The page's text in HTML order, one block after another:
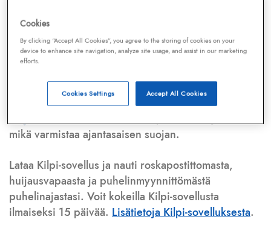
Puhelinnumero
Telemarkkinointiliiton jaKilpi-sovelluksen
tietokannasta, joka kattaa satoja tuhansia
Lisäksi tunnistamme automaattisesti, jos kyseessä on
puhelinhuijarin numero, sähköpostiosoitetai
huijausviesti. Tietokantaamme päivitetään jatkuvasti,
mikä varmistaa ajantasaisen suojan.
Lataa Kilpi-sovellus ja nauti roskapostittomasta,
huijausvapaasta ja puhelinmyynnittömästä
puhelinajastasi. Voit kokeilla Kilpi-sovellusta
ilmaiseksi 15 päivää. Lisätietoja Kilpi-sovelluksesta.
Cookies
By clicking “Accept All Cookies”, you agree to the storing of cookies on your
device to enhance site navigation, analyze site usage, and assist in our marketing
efforts.
Accept All Cookies
Cookies Settings